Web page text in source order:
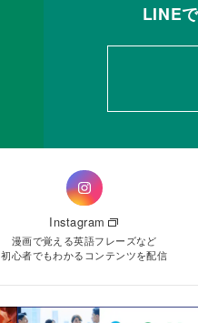
LINE
Instagram
漫画で覚える英語フレーズなど
初心者でもわかるコンテンツを配信